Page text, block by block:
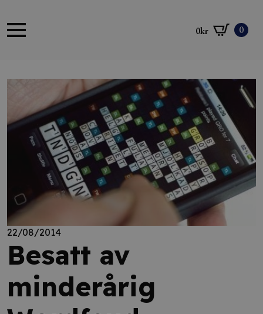
0kr 0
22/08/2014
Besatt av
minderårig